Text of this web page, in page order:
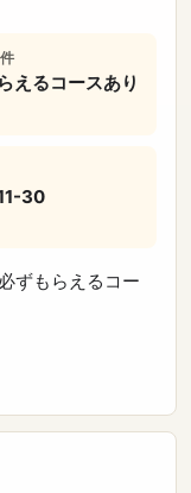
えるコースあり
30
ずもらえるコー